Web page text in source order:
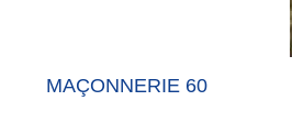
MAÇONNERIE 60